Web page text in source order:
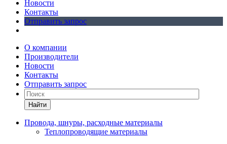
Новости
Контакты
Отправить запрос
О компании
Производители
Новости
Контакты
Отправить запрос
Найти
Провода, шнуры, расходные материалы
Теплопроводящие материалы